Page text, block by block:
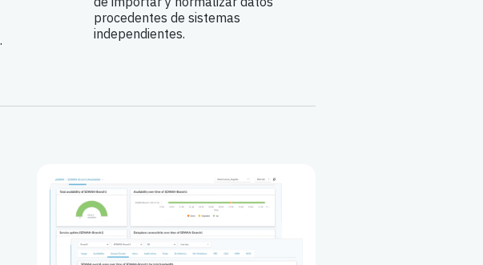
procedentes de sistemas
independientes.